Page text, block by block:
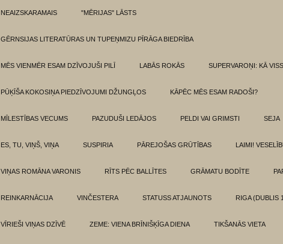
NEAIZSKARAMAIS "MĒRIJAS" LĀSTS
GĒRNSIJAS LITERATŪRAS UN TUPEŅMIZU PĪRĀGA BIEDRĪBA
MĒS VIENMĒR ESAM DZĪVOJUŠI PILĪ LABĀS ROKĀS SUPERVAROŅI: KĀ
PŪĶĪŠA KOKOSIŅA PIEDZĪVOJUMI DŽUNGĻOS KĀPĒC MĒS ESAM RADOŠI?
MĪLESTĪBAS VECUMS PAZUDUŠI LEDĀJOS PELDI VAI GRIMSTI SEJA
ES, TU, VIŅŠ, VIŅA SUSPIRIA PĀREJOŠAS GRŪTĪBAS LAIMI!
VIŅAS ROMĀNA VARONIS RĪTS PĒC BALLĪTES GRĀMATU BODĪTE
REINKARNĀCIJA VINČESTERA STATUSS ATJAUNOTS RIGA (DUBLIS
VĪRIEŠI VIŅAS DZĪVĒ ZEME: VIENA BRĪNIŠĶĪGA DIENA TIKŠANĀS VIETA